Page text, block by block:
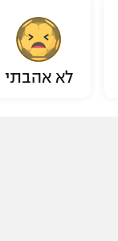
לא אהבתי